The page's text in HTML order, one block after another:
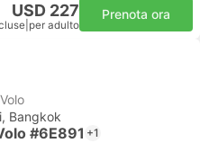
USD 227
per adulto
Prenota ora
Bangkok
#6E891 +1